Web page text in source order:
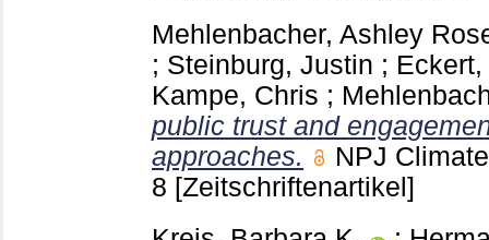
Mehlenbacher, Ashley
; Steinburg, Justin ;
Kampe, Chris ;
public trust and
approaches.
NPJ
8 [Zeitschriftenartikel]